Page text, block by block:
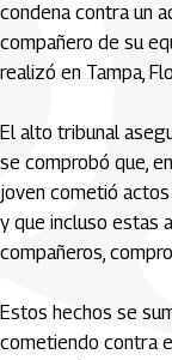
condena contra un
compañero de su
realizó en Tampa,
El alto tribunal
se comprobó que,
joven cometió
y que incluso estas
compañeros,
Estos hechos se
cometiendo contra